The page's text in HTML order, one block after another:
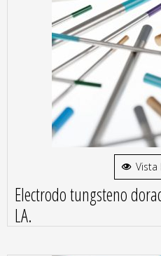
Vista
Electrodo tungsteno
LA.